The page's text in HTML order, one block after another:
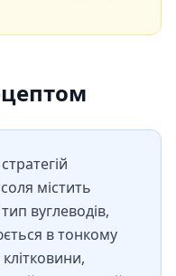
містить
вуглеводів,
в тонкому